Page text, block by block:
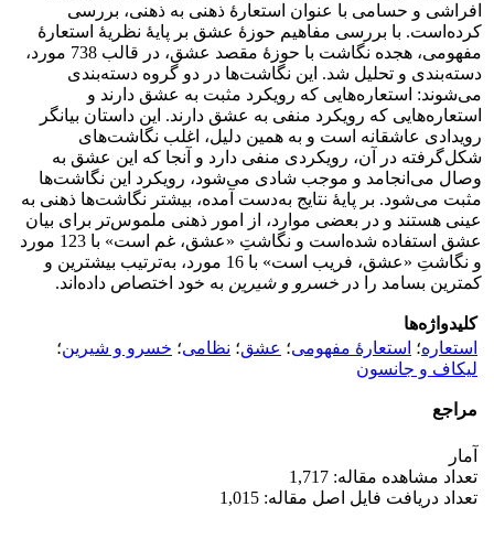
افراشی و حسامی با عنوان استعارۀ ذهنی به ذهنی، بررسی
کرده‌است. با بررسی مفاهیم حوزۀ عشق بر پایۀ نظریۀ استعارۀ
مفهومی، هجده نگاشت با حوزۀ مقصد عشق، در قالب 738 مورد،
دسته‌بندی و تحلیل شد. این نگاشت‌ها در دو گروه دسته‌بندی
می‌شوند: استعاره‌هایی که رویکرد مثبت به عشق دارند و
استعاره‌هایی که رویکرد منفی به عشق دارند. این داستان بیانگر
رویدادی عاشقانه است و به همین دلیل، اغلب نگاشت‌های
شکل‌گرفته در آن، رویکردی منفی دارد و آنجا که این عشق به
وصال می‌انجامد و موجب شادی می‌شود، رویکرد این نگاشت‌ها
مثبت می‌شود. بر پایۀ نتایج به‌دست آمده، بیشتر نگاشت‌ها ذهنی به
عینی هستند و در بعضی موارد، از امور ذهنی ملموس‌تر برای بیان
عشق استفاده شده‌است و نگاشتِ «عشق، غم است» با 123 مورد
و نگاشتِ «عشق، فریب است» با 16 مورد، به‌ترتیب بیشترین و
کمترین بسامد را در خسرو و شیرین به خود اختصاص داده‌اند.
کلیدواژه‌ها
استعاره؛ استعارۀ مفهومی؛ عشق؛ نظامی؛ خسرو و شیرین؛
لیکاف و جانسون
مراجع
آمار
تعداد مشاهده مقاله: 1,717
تعداد دریافت فایل اصل مقاله: 1,015